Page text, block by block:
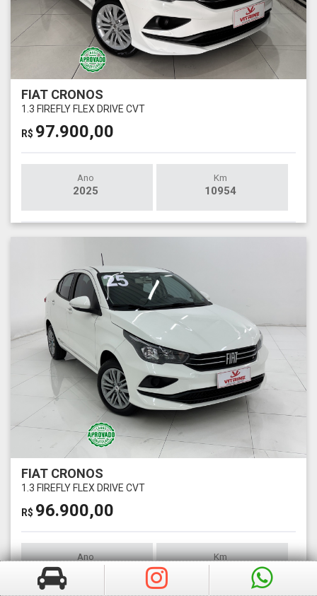
FIAT CRONOS
1.3 FIREFLY FLEX DRIVE CVT
R$ 97.900,00
Ano
2025
Km
10954
FIAT CRONOS
1.3 FIREFLY FLEX DRIVE CVT
R$ 96.900,00
Ano Km